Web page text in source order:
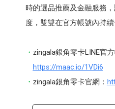
時的選品推薦及金融服務
度，雙雙在官方帳號內持續
zingala銀角零卡LINE官方
https://maac.io/1VDi6
zingala銀角零卡官網：